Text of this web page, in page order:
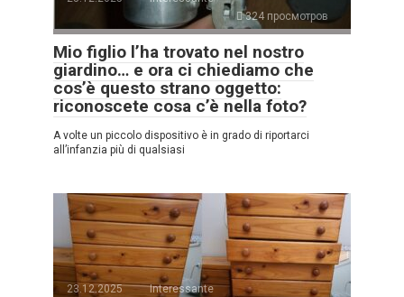
324 просмотров
Mio figlio l’ha trovato nel nostro
giardino… e ora ci chiediamo che
cos’è questo strano oggetto:
riconoscete cosa c’è nella foto?
A volte un piccolo dispositivo è in grado di riportarci
all’infanzia più di qualsiasi
23.12.2025
Interessante